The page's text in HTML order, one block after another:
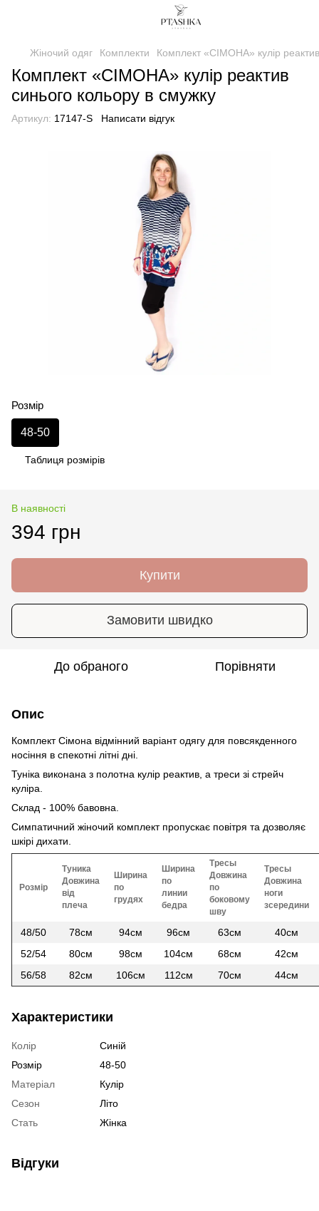
Жіночий одяг Комплекти Комплект «СІМОНА» кулір
Комплект «СІМОНА» кулір реактив
синього кольору в смужку
Артикул: 17147-S Написати відгук
Розмір
48-50
Таблиця розмірів
В наявності
394 грн
Купити
Замовити швидко
До обраного Порівняти
Опис
Комплект Сімона відмінний варіант одягу для повсякденного
носіння в спекотні літні дні.
Туніка виконана з полотна кулір реактив, а треси зі стрейч
куліра.
Склад - 100% бавовна.
Симпатичний жіночий комплект пропускає повітря та дозволяє
шкірі дихати.
Розмір
Туника
Довжина
від
плеча
Ширина
по
грудях
Ширина
по
линии
бедра
Тресы
Довжина
по
боковому
шву
Тресы
Довжина
ноги
зсередини
48/50 78см 94см 96см 63см
40см
52/54
80см 98см 104см 68см
42см
56/58
82см 106см 112см 70см 44см
Характеристики
Колір
Синій
Розмір
48-50
Матеріал
Кулір
Сезон
Літо
Стать
Жінка
Відгуки